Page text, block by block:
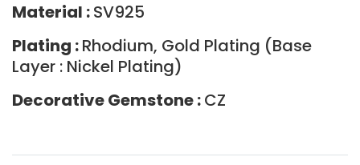
Material :SV925
Plating :Rhodium, Gold Plating (Base
Layer : Nickel Plating)
Decorative Gemstone :CZ